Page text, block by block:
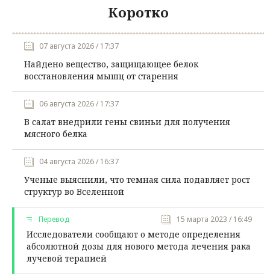
Коротко
07 августа 2026 / 17:37
Найдено вещество, защищающее белок
восстановления мышц от старения
06 августа 2026 / 17:37
В салат внедрили гены свиньи для получения
мясного белка
04 августа 2026 / 16:37
Ученые выяснили, что темная сила подавляет рост
структур во Вселенной
Перевод 15 марта 2023 / 16:49
Исследователи сообщают о методе определения
абсолютной дозы для нового метода лечения рака
лучевой терапией